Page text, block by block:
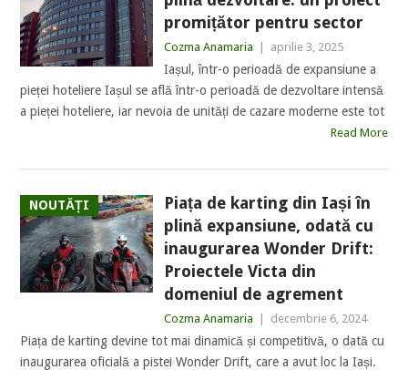
promițător pentru sector
Cozma Anamaria aprilie 3, 2025
Iașul, într-o perioadă de expansiune a
pieței hoteliere Iașul se află într-o perioadă de dezvoltare intensă
a pieței hoteliere, iar nevoia de unități de cazare moderne este tot
Read More
NOUTĂȚI
Piața de karting din Iași în
plină expansiune, odată cu
inaugurarea Wonder Drift:
Proiectele Victa din
domeniul de agrement
Cozma Anamaria decembrie 6, 2024
Piața de karting devine tot mai dinamică și competitivă, o dată cu
inaugurarea oficială a pistei Wonder Drift, care a avut loc la Iași.